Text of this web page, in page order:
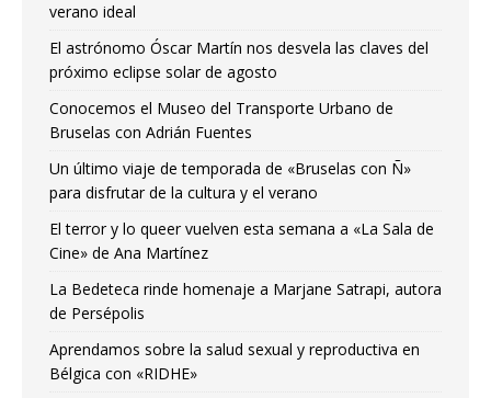
verano ideal
El astrónomo Óscar Martín nos desvela las claves del
próximo eclipse solar de agosto
Conocemos el Museo del Transporte Urbano de
Bruselas con Adrián Fuentes
Un último viaje de temporada de «Bruselas con Ñ»
para disfrutar de la cultura y el verano
El terror y lo queer vuelven esta semana a «La Sala de
Cine» de Ana Martínez
La Bedeteca rinde homenaje a Marjane Satrapi, autora
de Persépolis
Aprendamos sobre la salud sexual y reproductiva en
Bélgica con «RIDHE»